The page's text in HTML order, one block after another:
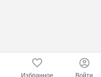
Избранное Войти